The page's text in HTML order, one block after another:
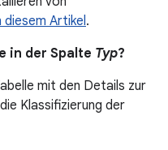
diesem Artikel.
in der Spalte Typ?
mit den Details zur
Klassifizierung der